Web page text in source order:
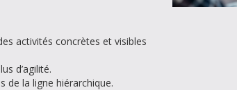
activités concrètes et visibles
d’agilité.
de la ligne hiérarchique.